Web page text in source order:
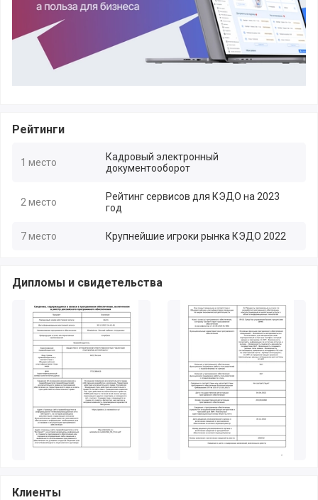
Рейтинги
1 место
Кадровый электронный
документооборот
2 место
Рейтинг сервисов для КЭДО на 2023
год
7 место Крупнейшие игроки рынка КЭДО 2022
Дипломы и свидетельства
Клиенты